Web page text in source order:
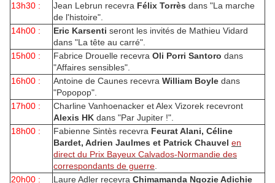
13h30 :
Jean Lebrun recevra Félix Torrès dans "La marche
de l'histoire".
14h00 :
Eric Karsenti seront les invités de Mathieu Vidard
dans "La tête au carré".
15h00 :
Fabrice Drouelle recevra Oli Porri Santoro dans
"Affaires sensibles".
16h00 :
Antoine de Caunes recevra William Boyle dans
"Popopop".
17h00 :
Charline Vanhoenacker et Alex Vizorek recevront
Alexis HK dans "Par Jupiter !".
18h00 :
Fabienne Sintès recevra Feurat Alani, Céline
Bardet, Adrien Jaulmes et Patrick Chauvel en
direct du Prix Bayeux Calvados-Normandie des
correspondants de guerre
20h00 :
Laure Adler recevra Chimamanda Ngozie Adichie